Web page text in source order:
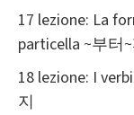
17 lezione: La
particella ~부터
18 lezione: I
지